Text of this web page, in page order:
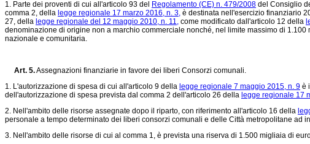
1. Parte dei proventi di cui all'articolo 93 del
Regolamento (CE) n. 479/2008 del Consiglio
comma 2, della legge regionale 17 marzo 2016, n. 3, è destinata nell'esercizio finanziario
27, della legge regionale del 12 maggio 2010, n. 11, come modificato dall'articolo 12 della
denominazione di origine non a marchio commerciale nonché, nel limite massimo di
nazionale e comunitaria.
Art. 5.Assegnazioni finanziarie in favore dei liberi Consorzi comunali.
1. L'autorizzazione di spesa di cui all'articolo 9 della legge regionale 7 maggio 2015, n. 9 è
dell'autorizzazione di spesa prevista dal comma 2 dell'articolo 26 della legge regionale 17
2. Nell'ambito delle risorse assegnate dopo il riparto, con riferimento all'articolo 16 della
personale a tempo determinato dei liberi consorzi comunali e delle Città metropolitane
3. Nell'ambito delle risorse di cui al comma 1, è prevista una riserva di 1.500 migliaia di